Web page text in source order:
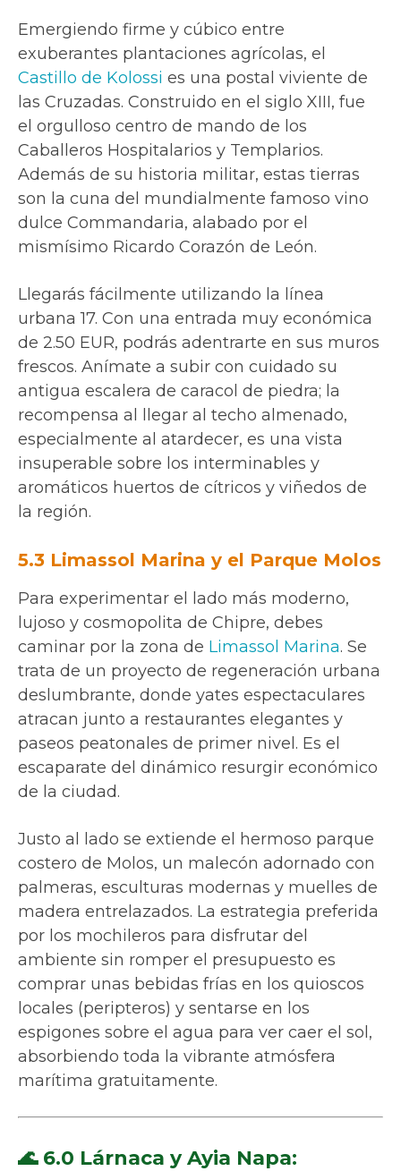
Emergiendo firme y cúbico entre
exuberantes plantaciones agrícolas, el
Castillo de Kolossi es una postal viviente de
las Cruzadas. Construido en el siglo XIII, fue
el orgulloso centro de mando de los
Caballeros Hospitalarios y Templarios.
Además de su historia militar, estas tierras
son la cuna del mundialmente famoso vino
dulce Commandaria, alabado por el
mismísimo Ricardo Corazón de León.
Llegarás fácilmente utilizando la línea
urbana 17. Con una entrada muy económica
de 2.50 EUR, podrás adentrarte en sus muros
frescos. Anímate a subir con cuidado su
antigua escalera de caracol de piedra; la
recompensa al llegar al techo almenado,
especialmente al atardecer, es una vista
insuperable sobre los interminables y
aromáticos huertos de cítricos y viñedos de
la región.
5.3 Limassol Marina y el Parque Molos
Para experimentar el lado más moderno,
lujoso y cosmopolita de Chipre, debes
caminar por la zona de Limassol Marina. Se
trata de un proyecto de regeneración urbana
deslumbrante, donde yates espectaculares
atracan junto a restaurantes elegantes y
paseos peatonales de primer nivel. Es el
escaparate del dinámico resurgir económico
de la ciudad.
Justo al lado se extiende el hermoso parque
costero de Molos, un malecón adornado con
palmeras, esculturas modernas y muelles de
madera entrelazados. La estrategia preferida
por los mochileros para disfrutar del
ambiente sin romper el presupuesto es
comprar unas bebidas frías en los quioscos
locales (peripteros) y sentarse en los
espigones sobre el agua para ver caer el sol,
absorbiendo toda la vibrante atmósfera
marítima gratuitamente.
🌊 6.0 Lárnaca y Ayia Napa: